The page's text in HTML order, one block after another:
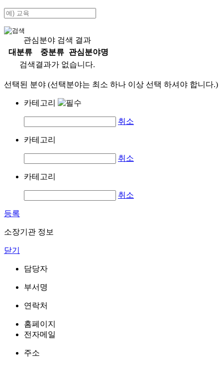
관심분야 검색 결과
대분류
중분류
관심분야명
검색결과가 없습니다.
선택된 분야 (선택분야는 최소 하나 이상 선택 하셔야 합니다.)
카테고리
취소
카테고리
취소
카테고리
취소
등록
소장기관 정보
닫기
담당자
부서명
연락처
홈페이지
전자메일
주소